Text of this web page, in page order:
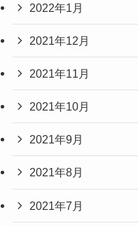
2022年1月
2021年12月
2021年11月
2021年10月
2021年9月
2021年8月
2021年7月